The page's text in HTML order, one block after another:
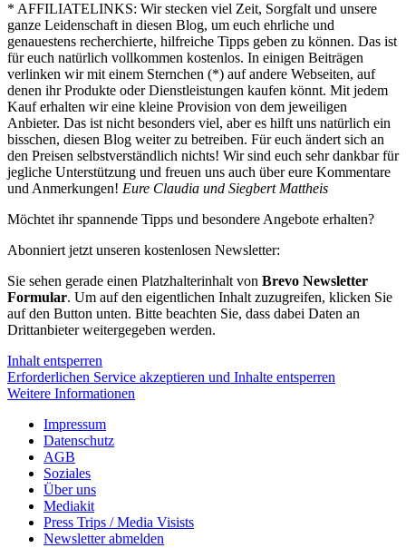
* AFFILIATELINKS: Wir stecken viel Zeit, Sorgfalt und unsere
ganze Leidenschaft in diesen Blog, um euch ehrliche und
genauestens recherchierte, hilfreiche Tipps geben zu können. Das ist
für euch natürlich vollkommen kostenlos. In einigen Beiträgen
verlinken wir mit einem Sternchen (*) auf andere Webseiten, auf
denen ihr Produkte oder Dienstleistungen kaufen könnt. Mit jedem
Kauf erhalten wir eine kleine Provision von dem jeweiligen
Anbieter. Das ist nicht besonders viel, aber es hilft uns natürlich ein
bisschen, diesen Blog weiter zu betreiben. Für euch ändert sich an
den Preisen selbstverständlich nichts! Wir sind euch sehr dankbar für
jegliche Unterstützung und freuen uns auch über eure Kommentare
und Anmerkungen! Eure Claudia und Siegbert Mattheis
Möchtet ihr spannende Tipps und besondere Angebote erhalten?
Abonniert jetzt unseren kostenlosen Newsletter:
Sie sehen gerade einen Platzhalterinhalt von Brevo Newsletter
Formular. Um auf den eigentlichen Inhalt zuzugreifen, klicken Sie
auf den Button unten. Bitte beachten Sie, dass dabei Daten an
Drittanbieter weitergegeben werden.
Inhalt entsperren
Erforderlichen Service akzeptieren und Inhalte entsperren
Weitere Informationen
Impressum
Datenschutz
AGB
Soziales
Über uns
Mediakit
Press Trips / Media Visists
Newsletter abmelden